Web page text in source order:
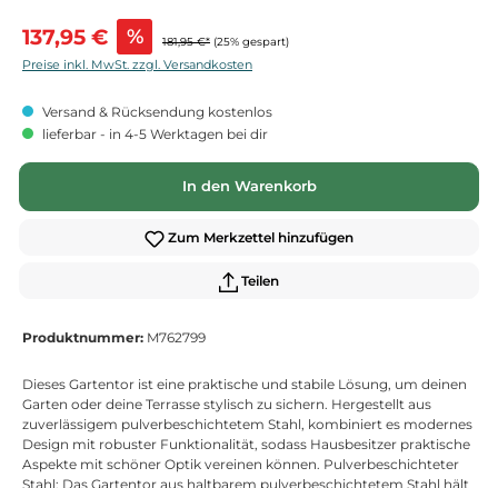
Verkaufspreis:
137,95 € % 181,95 €* (25% gespart)
Preise inkl. MwSt. zzgl. Versandkosten
Versand & Rücksendung kostenlos
lieferbar - in 4-5 Werktagen bei dir
In den Warenkorb
Zum Merkzettel hinzufügen
Teilen
Produktnummer: M762799
Dieses Gartentor ist eine praktische und stabile Lösung, um deinen
Garten oder deine Terrasse stylisch zu sichern. Hergestellt aus
zuverlässigem pulverbeschichtetem Stahl, kombiniert es modernes
Design mit robuster Funktionalität, sodass Hausbesitzer praktische
Aspekte mit schöner Optik vereinen können. Pulverbeschichteter
Stahl: Das Gartentor aus haltbarem pulverbeschichtetem Stahl hält